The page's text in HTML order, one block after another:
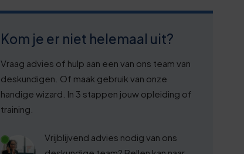
Kom je er niet helemaal uit?
Vraag advies of hulp aan een van ons team van
deskundigen. Of maak gebruik van onze
handige wizard. In 3 stappen jouw opleiding of
training.
Vrijblijvend advies nodig van ons